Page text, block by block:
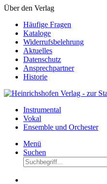
Über den Verlag
Häufige Fragen
Kataloge
Widerrufsbelehrung
Aktuelles
Datenschutz
Ansprechpartner
Historie
Instrumental
Vokal
Ensemble und Orchester
Menü
Suchen